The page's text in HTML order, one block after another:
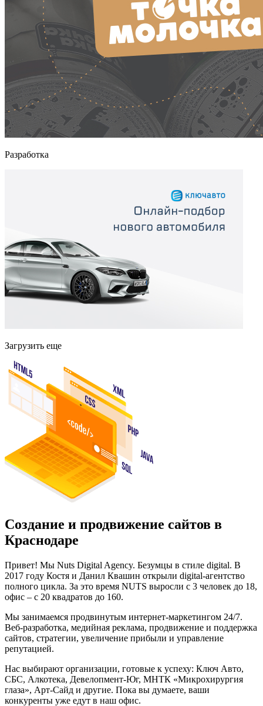
Разработка
Загрузить еще
Создание и продвижение сайтов в
Краснодаре
Привет! Мы Nuts Digital Agency. Безумцы в стиле digital. В
2017 году Костя и Данил Квашин открыли digital-агентство
полного цикла. За это время NUTS выросли с 3 человек до 18,
офис – с 20 квадратов до 160.
Мы занимаемся продвинутым интернет-маркетингом 24/7.
Веб-разработка, медийная реклама, продвижение и поддержка
сайтов, стратегии, увеличение прибыли и управление
репутацией.
Нас выбирают организации, готовые к успеху: Ключ Авто,
СБС, Алкотека, Девелопмент-Юг, МНТК «Микрохирургия
глаза», Арт-Сайд и другие. Пока вы думаете, ваши
конкуренты уже едут в наш офис.